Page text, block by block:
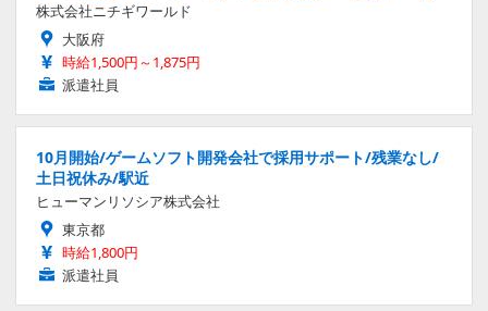
株式会社ニチギワールド
大阪府
時給1,500円～1,875円
派遣社員
10月開始/ゲームソフト開発会社で採用サポート/残業なし/
土日祝休み/駅近
ヒューマンリソシア株式会社
東京都
時給1,800円
派遣社員